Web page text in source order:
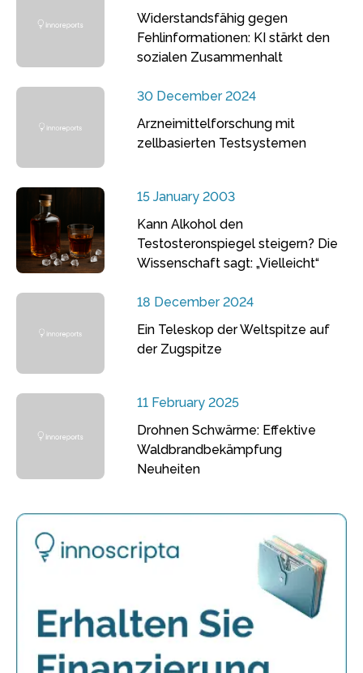
Widerstandsfähig gegen
Fehlinformationen: KI stärkt den
sozialen Zusammenhalt
30 December 2024
Arzneimittelforschung mit
zellbasierten Testsystemen
15 January 2003
Kann Alkohol den
Testosteronspiegel steigern? Die
Wissenschaft sagt: „Vielleicht“
18 December 2024
Ein Teleskop der Weltspitze auf
der Zugspitze
11 February 2025
Drohnen Schwärme: Effektive
Waldbrandbekämpfung
Neuheiten